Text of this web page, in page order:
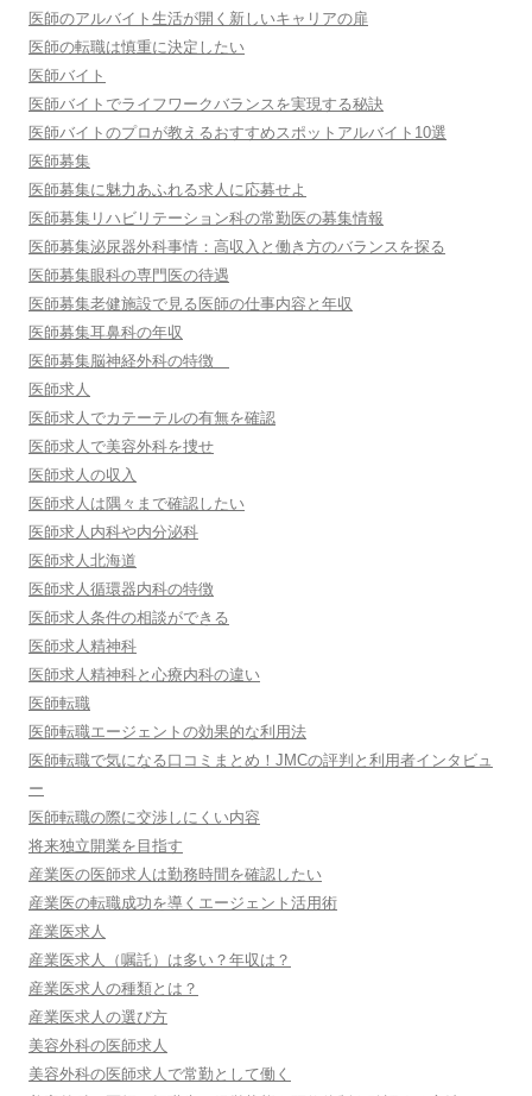
医師のアルバイト生活が開く新しいキャリアの扉
医師の転職は慎重に決定したい
医師バイト
医師バイトでライフワークバランスを実現する秘訣
医師バイトのプロが教えるおすすめスポットアルバイト10選
医師募集
医師募集に魅力あふれる求人に応募せよ
医師募集リハビリテーション科の常勤医の募集情報
医師募集泌尿器外科事情：高収入と働き方のバランスを探る
医師募集眼科の専門医の待遇
医師募集老健施設で見る医師の仕事内容と年収
医師募集耳鼻科の年収
医師募集脳神経外科の特徴
医師求人
医師求人でカテーテルの有無を確認
医師求人で美容外科を捜せ
医師求人の収入
医師求人は隅々まで確認したい
医師求人内科や内分泌科
医師求人北海道
医師求人循環器内科の特徴
医師求人条件の相談ができる
医師求人精神科
医師求人精神科と心療内科の違い
医師転職
医師転職エージェントの効果的な利用法
医師転職で気になる口コミまとめ！JMCの評判と利用者インタビュ
ー
医師転職の際に交渉しにくい内容
将来独立開業を目指す
産業医の医師求人は勤務時間を確認したい
産業医の転職成功を導くエージェント活用術
産業医求人
産業医求人（嘱託）は多い？年収は？
産業医求人の種類とは？
産業医求人の選び方
美容外科の医師求人
美容外科の医師求人で常勤として働く